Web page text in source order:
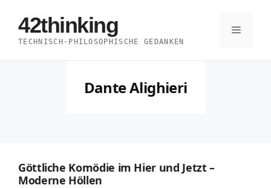
Inhalt
springen
42thinking
TECHNISCH-PHILOSOPHISCHE GEDANKEN
Menü
Dante Alighieri
Göttliche Komödie im Hier und Jetzt –
Moderne Höllen